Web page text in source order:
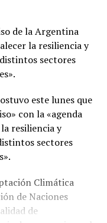
de la Argentina
la resiliencia y
sectores
este lunes que
con la «agenda
resiliencia y
sectores
Climática
de Naciones
de